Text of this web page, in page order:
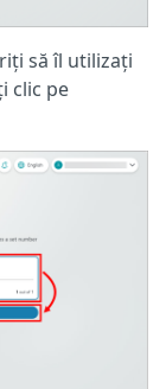
să îl utilizați
clic pe